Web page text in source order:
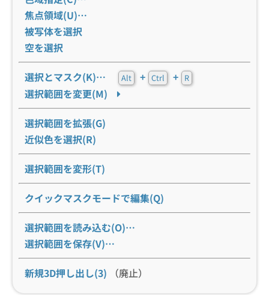
焦点領域(U)…
被写体を選択
空を選択
選択とマスク(K)… Alt + Ctrl + R
選択範囲を変更(M)
選択範囲を拡張(G)
近似色を選択(R)
選択範囲を変形(T)
クイックマスクモードで編集(Q)
選択範囲を読み込む(O)…
選択範囲を保存(V)…
新規3D押し出し(3) （廃止）